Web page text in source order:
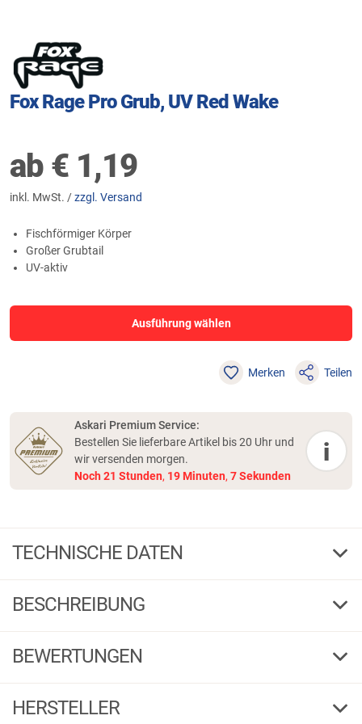
Fox Rage Pro Grub, UV Red Wake
ab € 1,19
inkl. MwSt. /zzgl. Versand
Fischförmiger Körper
Großer Grubtail
UV-aktiv
Ausführung wählen
Merken Teilen
Askari Premium Service:
Bestellen Sie lieferbare Artikel bis 20 Uhr und
wir versenden morgen.
Noch 21 Stunden, 19 Minuten, 7Sekunden
i
TECHNISCHE DATEN
Bestell-Nr. 236804
BESCHREIBUNG
BEWERTUNGEN
i
Produktbewertungen können nur von Kunden erstellt
HERSTELLER